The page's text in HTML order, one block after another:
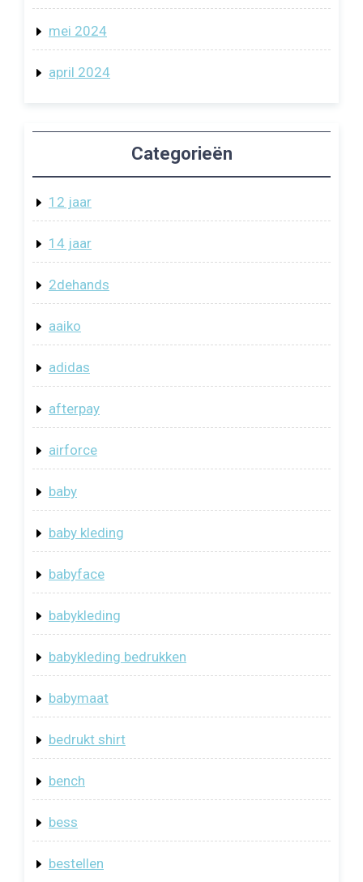
mei 2024
april 2024
Categorieën
12 jaar
14 jaar
2dehands
aaiko
adidas
afterpay
airforce
baby
baby kleding
babyface
babykleding
babykleding bedrukken
babymaat
bedrukt shirt
bench
bess
bestellen